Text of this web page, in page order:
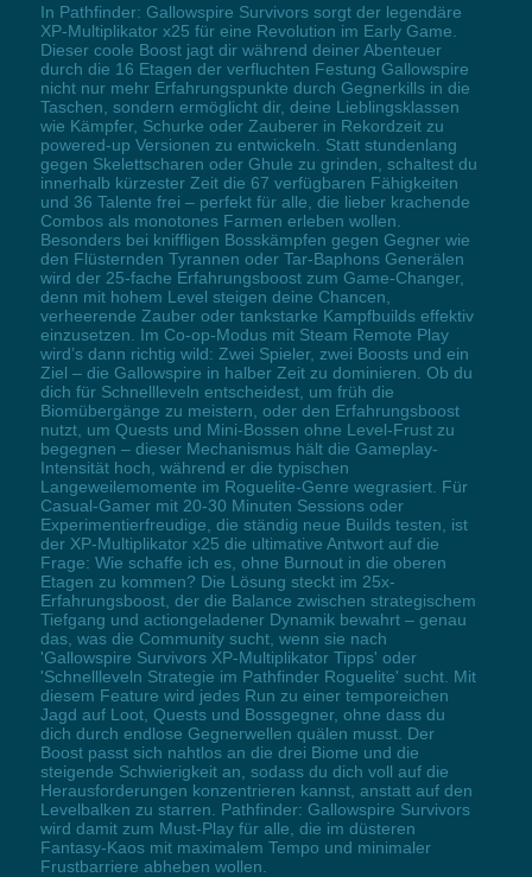
In Pathfinder: Gallowspire Survivors sorgt der legendäre
XP-Multiplikator x25 für eine Revolution im Early Game.
Dieser coole Boost jagt dir während deiner Abenteuer
durch die 16 Etagen der verfluchten Festung Gallowspire
nicht nur mehr Erfahrungspunkte durch Gegnerkills in die
Taschen, sondern ermöglicht dir, deine Lieblingsklassen
wie Kämpfer, Schurke oder Zauberer in Rekordzeit zu
powered-up Versionen zu entwickeln. Statt stundenlang
gegen Skelettscharen oder Ghule zu grinden, schaltest du
innerhalb kürzester Zeit die 67 verfügbaren Fähigkeiten
und 36 Talente frei – perfekt für alle, die lieber krachende
Combos als monotones Farmen erleben wollen.
Besonders bei kniffligen Bosskämpfen gegen Gegner wie
den Flüsternden Tyrannen oder Tar-Baphons Generälen
wird der 25-fache Erfahrungsboost zum Game-Changer,
denn mit hohem Level steigen deine Chancen,
verheerende Zauber oder tankstarke Kampfbuilds effektiv
einzusetzen. Im Co-op-Modus mit Steam Remote Play
wird’s dann richtig wild: Zwei Spieler, zwei Boosts und ein
Ziel – die Gallowspire in halber Zeit zu dominieren. Ob du
dich für Schnellleveln entscheidest, um früh die
Biomübergänge zu meistern, oder den Erfahrungsboost
nutzt, um Quests und Mini-Bossen ohne Level-Frust zu
begegnen – dieser Mechanismus hält die Gameplay-
Intensität hoch, während er die typischen
Langeweilemomente im Roguelite-Genre wegrasiert. Für
Casual-Gamer mit 20-30 Minuten Sessions oder
Experimentierfreudige, die ständig neue Builds testen, ist
der XP-Multiplikator x25 die ultimative Antwort auf die
Frage: Wie schaffe ich es, ohne Burnout in die oberen
Etagen zu kommen? Die Lösung steckt im 25x-
Erfahrungsboost, der die Balance zwischen strategischem
Tiefgang und actiongeladener Dynamik bewahrt – genau
das, was die Community sucht, wenn sie nach
'Gallowspire Survivors XP-Multiplikator Tipps' oder
'Schnellleveln Strategie im Pathfinder Roguelite' sucht. Mit
diesem Feature wird jedes Run zu einer temporeichen
Jagd auf Loot, Quests und Bossgegner, ohne dass du
dich durch endlose Gegnerwellen quälen musst. Der
Boost passt sich nahtlos an die drei Biome und die
steigende Schwierigkeit an, sodass du dich voll auf die
Herausforderungen konzentrieren kannst, anstatt auf den
Levelbalken zu starren. Pathfinder: Gallowspire Survivors
wird damit zum Must-Play für alle, die im düsteren
Fantasy-Kaos mit maximalem Tempo und minimaler
Frustbarriere abheben wollen.